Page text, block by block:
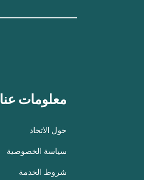
معلومات عنا
حول الاتحاد
سياسة الخصوصية
شروط الخدمة